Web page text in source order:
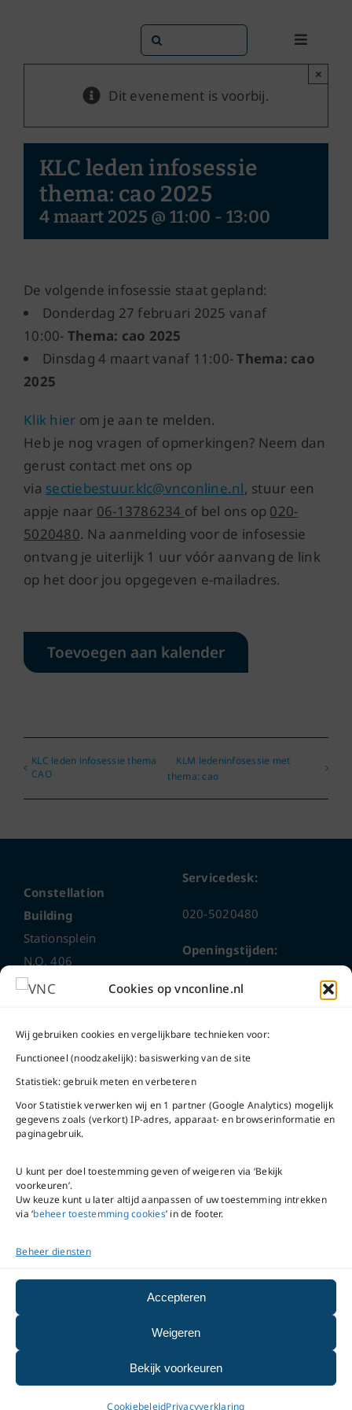
Cookies op vnconline.nl
Wij gebruiken cookies en vergelijkbare technieken voor:
Functioneel (noodzakelijk): basiswerking van de site
Statistiek: gebruik meten en verbeteren
Voor Statistiek verwerken wij en 1 partner (Google Analytics) mogelijk
gegevens zoals (verkort) IP-adres, apparaat- en browserinformatie en
paginagebruik.
U kunt per doel toestemming geven of weigeren via ‘Bekijk
voorkeuren’.
Uw keuze kunt u later altijd aanpassen of uw toestemming intrekken
via ‘beheer toestemming cookies’ in de footer.
Beheer diensten
Accepteren
Weigeren
Bekijk voorkeuren
CookiebeleidPrivacyverklaring
Toggle
Dit
Dit zijn
Zoeken
naar:
Dit evenement is voorbij.
×
KLC leden infosessie
thema: cao 2025
4 maart 2025 @ 11:00 - 13:00
De volgende infosessie staat gepland:
Donderdag 27 februari 2025 vanaf
10:00- Thema: cao 2025
Dinsdag 4 maart vanaf 11:00-Thema: cao
2025
Klik hier om je aan te melden.
Heb je nog vragen of opmerkingen? Neem dan
gerust contact met ons op
via sectiebestuur.klc@vnconline.nl, stuur een
appje naar 06-13786234 of bel ons op 020-
5020480. Na aanmelding voor de infosessie
ontvang je uiterlijk 1 uur vóór aanvang de link
op het door jou opgegeven e-mailadres.
Toevoegen aan kalender
KLC leden infosessie thema
CAO
KLM ledeninfosessie met
thema: cao
Constellation
Building
Stationsplein
N.O. 406
1117 CL
Bel ons
Mail ons
Servicedesk:
020-5020480
Openingstijden:
ma t/m do
Na openingstijden
bereikbaar via
5020480
VNC Statuten
version
Copyright ©
beheer